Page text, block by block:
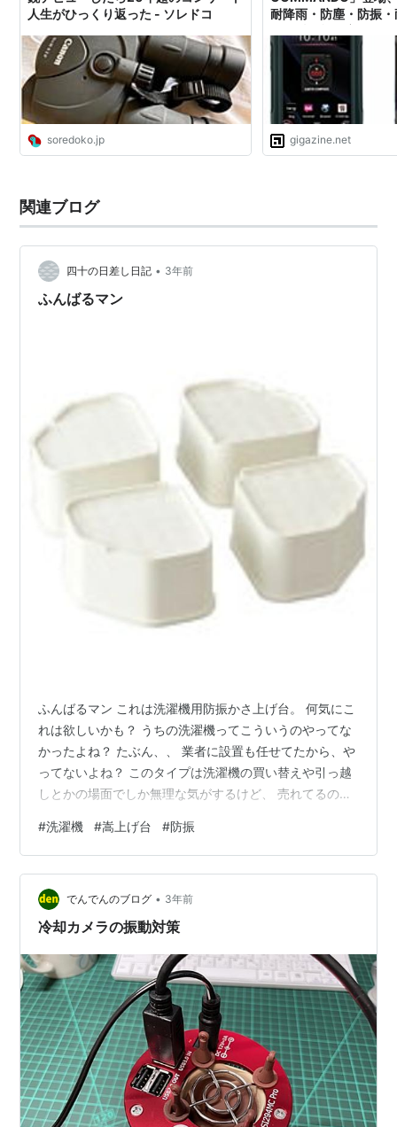
人生がひっくり返った - ソレドコ
soredoko.jp
耐降雨・防塵・防振
gigazine.net
関連ブログ
四十の日差し日記 • 3年前
ふんばるマン
ふんばるマン これは洗濯機用防振かさ上げ台。 何気にこ
れは欲しいかも？ うちの洗濯機ってこういうのやってな
かったよね？ たぶん、、 業者に設置も任せてたから、や
ってないよね？ このタイプは洗濯機の買い替えや引っ越
しとかの場面でしか無理な気がするけど、 売れてるのよ
台 置き台 ふんばるマン 1セット4個入 商品の特徴: 接地
面のゴムが底面全体を覆う形になっている。 洗濯機の下
側に排水口がくる場合でも排水ホースのスペースが確保
できる。 洗濯機の振動に追従し、振動の伝達を軽減する
独自の内部構造を持っている。 防水パンの角に合わせて
#洗濯機 #嵩上げ台 #防振
でんでんのブログ • 3年前
冷却カメラの振動対策